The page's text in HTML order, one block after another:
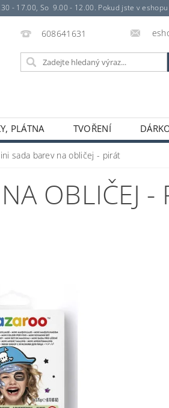
- 17.00, So 9.00 - 12.00. Pokud jste v
608641631
PLÁTNA TVOŘENÍ
sada barev na obličej - pirát
OBLIČEJ -